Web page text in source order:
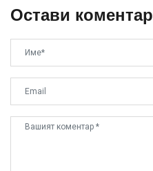
Остави коментар